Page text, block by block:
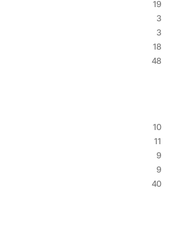
19
3
3
18
48
10
11
9
9
40